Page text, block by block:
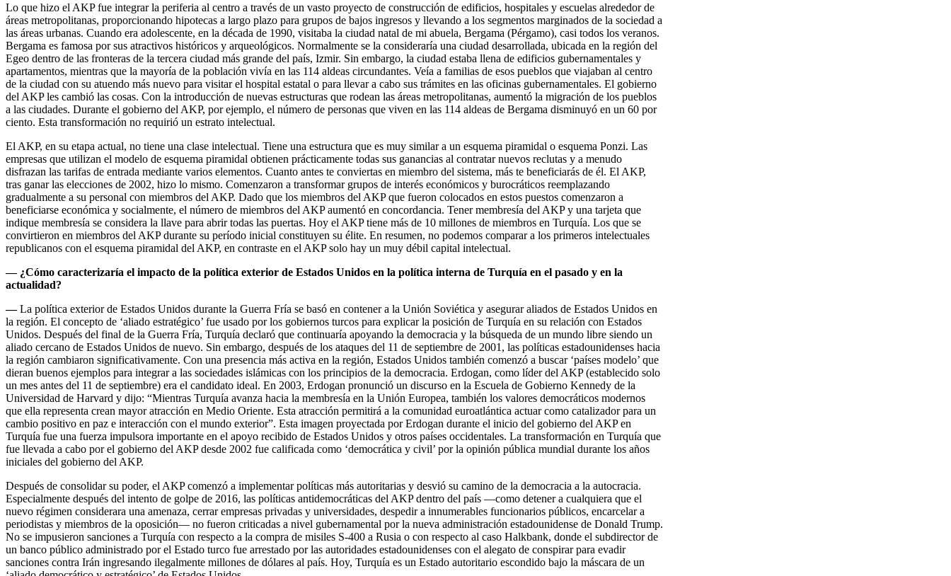
Lo que hizo el AKP fue integrar la periferia al centro a través de un vasto proyecto de construcción de edificios, hospitales y escuelas alrededor de
áreas metropolitanas, proporcionando hipotecas a largo plazo para grupos de bajos ingresos y llevando a los segmentos marginados de la sociedad a
las áreas urbanas. Cuando era adolescente, en la década de 1990, visitaba la ciudad natal de mi abuela, Bergama (Pérgamo), casi todos los veranos.
Bergama es famosa por sus atractivos históricos y arqueológicos. Normalmente se la consideraría una ciudad desarrollada, ubicada en la región del
Egeo dentro de las fronteras de la tercera ciudad más grande del país, Izmir. Sin embargo, la ciudad estaba llena de edificios gubernamentales y
apartamentos, mientras que la mayoría de la población vivía en las 114 aldeas circundantes. Veía a familias de esos pueblos que viajaban al centro
de la ciudad con su atuendo más nuevo para visitar el hospital estatal o para llevar a cabo sus trámites en las oficinas gubernamentales. El gobierno
del AKP les cambió las cosas. Con la introducción de nuevas estructuras que rodean las áreas metropolitanas, aumentó la migración de los pueblos
a las ciudades. Durante el gobierno del AKP, por ejemplo, el número de personas que viven en las 114 aldeas de Bergama disminuyó en un 60 por
ciento. Esta transformación no requirió un estrato intelectual.
El AKP, en su etapa actual, no tiene una clase intelectual. Tiene una estructura que es muy similar a un esquema piramidal o esquema Ponzi. Las
empresas que utilizan el modelo de esquema piramidal obtienen prácticamente todas sus ganancias al contratar nuevos reclutas y a menudo
disfrazan las tarifas de entrada mediante varios elementos. Cuanto antes te conviertas en miembro del sistema, más te beneficiarás de él. El AKP,
tras ganar las elecciones de 2002, hizo lo mismo. Comenzaron a transformar grupos de interés económicos y burocráticos reemplazando
gradualmente a su personal con miembros del AKP. Dado que los miembros del AKP que fueron colocados en estos puestos comenzaron a
beneficiarse económica y socialmente, el número de miembros del AKP aumentó en concordancia. Tener membresía del AKP y una tarjeta que
indique membresía se considera la llave para abrir todas las puertas. Hoy el AKP tiene más de 10 millones de miembros en Turquía. Los que se
convirtieron en miembros del AKP durante su período inicial constituyen su élite. En resumen, no podemos comparar a los primeros intelectuales
republicanos con el esquema piramidal del AKP, en contraste en el AKP solo hay un muy débil capital intelectual.
—¿Cómo caracterizaría el impacto de la política exterior de Estados Unidos en la política interna de Turquía en el pasado y en la
actualidad?
—La política exterior de Estados Unidos durante la Guerra Fría se basó en contener a la Unión Soviética y asegurar aliados de Estados Unidos en
la región. El concepto de ‘aliado estratégico’ fue usado por los gobiernos turcos para explicar la posición de Turquía en su relación con Estados
Unidos. Después del final de la Guerra Fría, Turquía declaró que continuaría apoyando la democracia y la búsqueda de un mundo libre siendo un
aliado cercano de Estados Unidos de nuevo. Sin embargo, después de los ataques del 11 de septiembre de 2001, las políticas estadounidenses hacia
la región cambiaron significativamente. Con una presencia más activa en la región, Estados Unidos también comenzó a buscar ‘países modelo’ que
dieran buenos ejemplos para integrar a las sociedades islámicas con los principios de la democracia. Erdogan, como líder del AKP (establecido solo
un mes antes del 11 de septiembre) era el candidato ideal. En 2003, Erdogan pronunció un discurso en la Escuela de Gobierno Kennedy de la
Universidad de Harvard y dijo: “Mientras Turquía avanza hacia la membresía en la Unión Europea, también los valores democráticos modernos
que ella representa crean mayor atracción en Medio Oriente. Esta atracción permitirá a la comunidad euroatlántica actuar como catalizador para un
cambio positivo en paz e interacción con el mundo exterior”. Esta imagen proyectada por Erdogan durante el inicio del gobierno del AKP en
Turquía fue una fuerza impulsora importante en el apoyo recibido de Estados Unidos y otros países occidentales. La transformación en Turquía que
fue llevada a cabo por el gobierno del AKP desde 2002 fue calificada como ‘democrática y civil’ por la opinión pública mundial durante los años
iniciales del gobierno del AKP.
Después de consolidar su poder, el AKP comenzó a implementar políticas más autoritarias y desvió su camino de la democracia a la autocracia.
Especialmente después del intento de golpe de 2016, las políticas antidemocráticas del AKP dentro del país —como detener a cualquiera que el
nuevo régimen considerara una amenaza, cerrar empresas privadas y universidades, despedir a innumerables funcionarios públicos, encarcelar a
periodistas y miembros de la oposición— no fueron criticadas a nivel gubernamental por la nueva administración estadounidense de Donald Trump.
No se impusieron sanciones a Turquía con respecto a la compra de misiles S-400 a Rusia o con respecto al caso Halkbank, donde el subdirector de
un banco público administrado por el Estado turco fue arrestado por las autoridades estadounidenses con el alegato de conspirar para evadir
sanciones contra Irán ingresando ilegalmente millones de dólares al país. Hoy, Turquía es un Estado autoritario escondido bajo la máscara de un